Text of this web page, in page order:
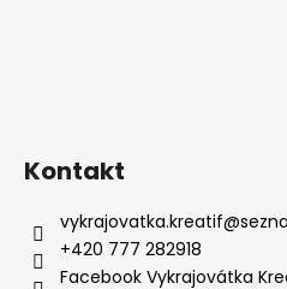
Kontakt
vykrajovatka.kreatif@
+420 777 282918
Facebook Vykrajovátka